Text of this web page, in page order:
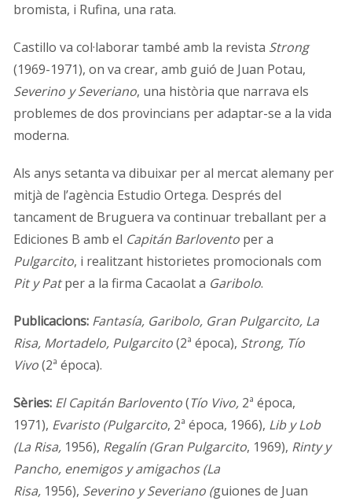
bromista, i Rufina, una rata.
Castillo va col·laborar també amb la revista Strong
(1969-1971), on va crear, amb guió de Juan Potau,
Severino y Severiano, una història que narrava els
problemes de dos provincians per adaptar-se a la vida
moderna.
Als anys setanta va dibuixar per al mercat alemany per
mitjà de l’agència Estudio Ortega. Després del
tancament de Bruguera va continuar treballant per a
Ediciones B amb el Capitán Barloventoper a
Pulgarcito, i realitzant historietes promocionals com
Pit y Patper a la firma Cacaolat a Garibolo.
Publicacions: Fantasía, Garibolo, Gran Pulgarcito, La
Risa, Mortadelo, Pulgarcito(2ª época), Strong, Tío
Vivo(2ª época).
Sèries: El Capitán Barlovento(Tío Vivo,2ª época,
1971), Evaristo (Pulgarcito, 2ª época, 1966), Lib y Lob
(La Risa,1956), Regalín (Gran Pulgarcito, 1969), Rinty y
Pancho, enemigos y amigachos (La
Risa,1956), Severino y Severiano (guiones de Juan